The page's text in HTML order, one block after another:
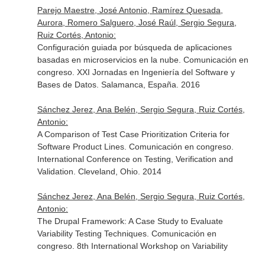
Parejo Maestre, José Antonio, Ramírez Quesada,
Aurora, Romero Salguero, José Raúl, Sergio Segura,
Ruiz Cortés, Antonio:
Configuración guiada por búsqueda de aplicaciones
basadas en microservicios en la nube. Comunicación en
congreso. XXI Jornadas en Ingeniería del Software y
Bases de Datos. Salamanca, España. 2016
Sánchez Jerez, Ana Belén, Sergio Segura, Ruiz Cortés,
Antonio:
A Comparison of Test Case Prioritization Criteria for
Software Product Lines. Comunicación en congreso.
International Conference on Testing, Verification and
Validation. Cleveland, Ohio. 2014
Sánchez Jerez, Ana Belén, Sergio Segura, Ruiz Cortés,
Antonio:
The Drupal Framework: A Case Study to Evaluate
Variability Testing Techniques. Comunicación en
congreso. 8th International Workshop on Variability